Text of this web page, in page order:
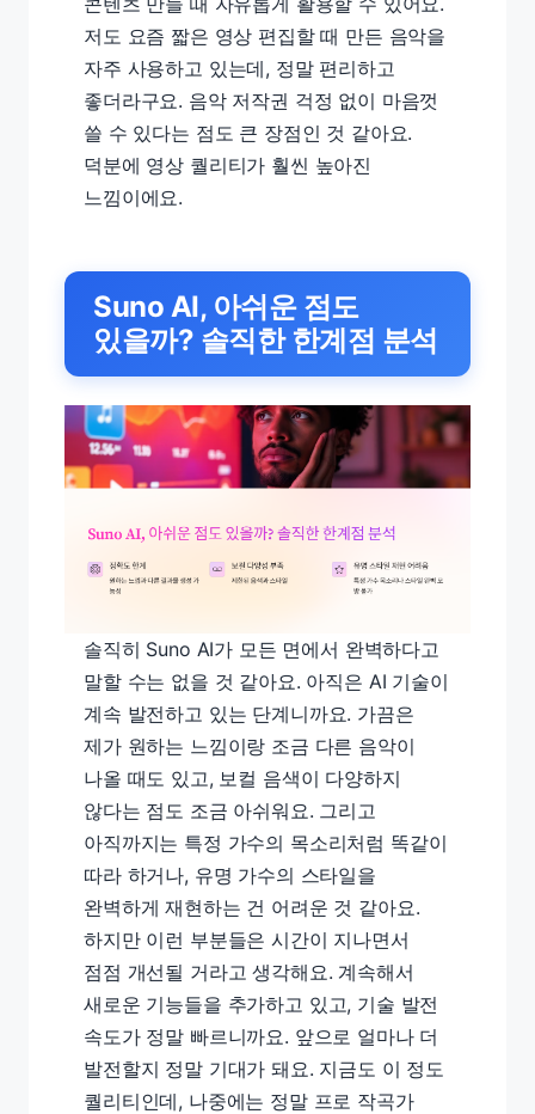
저도 요즘 짧은 영상 편집할 때 만든 음악을
자주 사용하고 있는데, 정말 편리하고
좋더라구요. 음악 저작권 걱정 없이 마음껏
쓸 수 있다는 점도 큰 장점인 것 같아요.
덕분에 영상 퀄리티가 훨씬 높아진
느낌이에요.
Suno AI, 아쉬운 점도
있을까? 솔직한 한계점 분석
솔직히 Suno AI가 모든 면에서 완벽하다고
말할 수는 없을 것 같아요. 아직은 AI 기술이
계속 발전하고 있는 단계니까요. 가끔은
제가 원하는 느낌이랑 조금 다른 음악이
나올 때도 있고, 보컬 음색이 다양하지
않다는 점도 조금 아쉬워요. 그리고
아직까지는 특정 가수의 목소리처럼 똑같이
따라 하거나, 유명 가수의 스타일을
완벽하게 재현하는 건 어려운 것 같아요.
하지만 이런 부분들은 시간이 지나면서
점점 개선될 거라고 생각해요. 계속해서
새로운 기능들을 추가하고 있고, 기술 발전
속도가 정말 빠르니까요. 앞으로 얼마나 더
발전할지 정말 기대가 돼요. 지금도 이 정도
퀄리티인데, 나중에는 정말 프로 작곡가